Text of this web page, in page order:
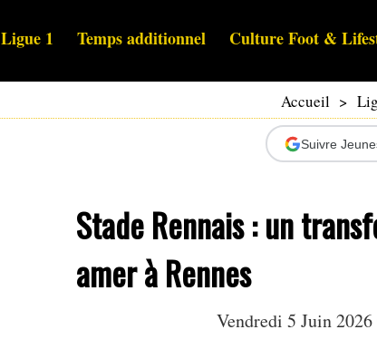
Ligue 1 Temps additionnel Culture Foot &
Accueil >
Suivre
Stade Rennais : un
amer à Rennes
Vendredi 5 Juin